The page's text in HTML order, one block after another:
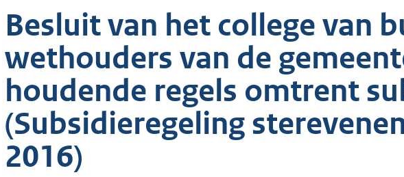
Besluit van het college van
wethouders van de
houdende regels omtrent
(Subsidieregeling
2016)